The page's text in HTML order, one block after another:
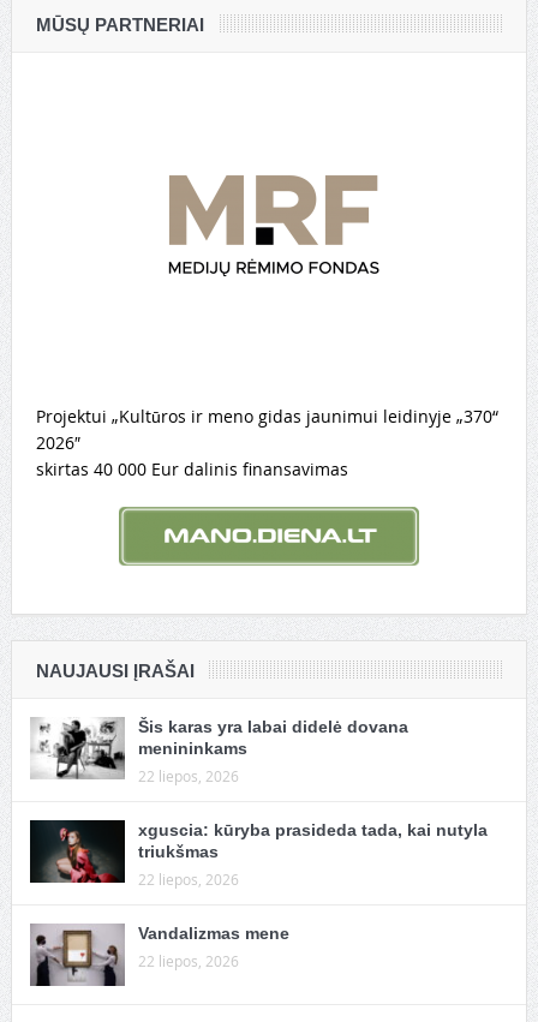
MŪSŲ PARTNERIAI
Projektui „Kultūros ir meno gidas jaunimui leidinyje „370“
2026″
skirtas 40 000 Eur dalinis finansavimas
NAUJAUSI ĮRAŠAI
Šis karas yra labai didelė dovana
menininkams
22 liepos, 2026
xguscia: kūryba prasideda tada, kai nutyla
triukšmas
22 liepos, 2026
Vandalizmas mene
22 liepos, 2026